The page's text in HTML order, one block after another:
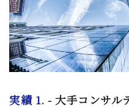
実績 1.- 大手コンサル